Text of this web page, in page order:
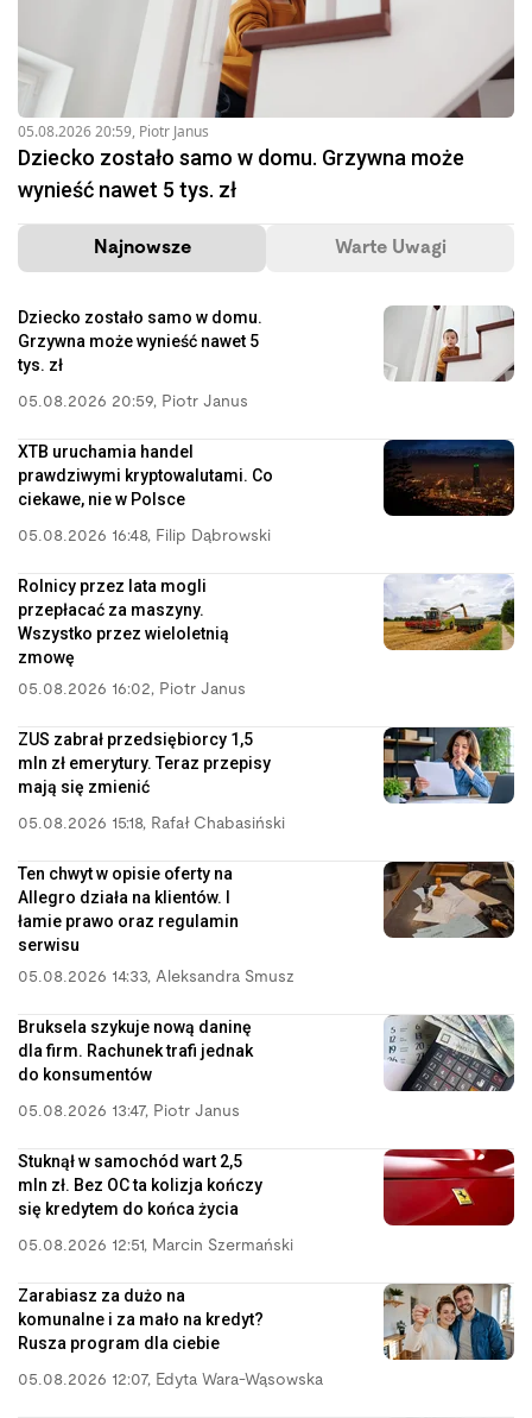
05.08.2026 20:59, Piotr Janus
Dziecko zostało samo w domu. Grzywna może
wynieść nawet 5 tys. zł
Najnowsze Warte Uwagi
Dziecko zostało samo w domu.
Grzywna może wynieść nawet 5
tys. zł
05.08.2026 20:59, Piotr Janus
XTB uruchamia handel
prawdziwymi kryptowalutami. Co
ciekawe, nie w Polsce
05.08.2026 16:48, Filip Dąbrowski
Rolnicy przez lata mogli
przepłacać za maszyny.
Wszystko przez wieloletnią
zmowę
05.08.2026 16:02, Piotr Janus
ZUS zabrał przedsiębiorcy 1,5
mln zł emerytury. Teraz przepisy
mają się zmienić
05.08.2026 15:18, Rafał Chabasiński
Ten chwyt w opisie oferty na
Allegro działa na klientów. I
łamie prawo oraz regulamin
serwisu
05.08.2026 14:33, Aleksandra Smusz
Bruksela szykuje nową daninę
dla firm. Rachunek trafi jednak
do konsumentów
05.08.2026 13:47, Piotr Janus
Stuknął w samochód wart 2,5
mln zł. Bez OC ta kolizja kończy
się kredytem do końca życia
05.08.2026 12:51, Marcin Szermański
Zarabiasz za dużo na
komunalne i za mało na kredyt?
Rusza program dla ciebie
05.08.2026 12:07, Edyta Wara-Wąsowska